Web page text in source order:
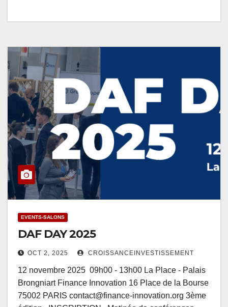
EVENTS-SALONS
DAF DAY 2025
OCT 2, 2025 CROISSANCEINVESTISSEMENT
12 novembre 2025 09h00 - 13h00 La Place - Palais
Brongniart Finance Innovation 16 Place de la Bourse
75002 PARIS contact@finance-innovation.org 3ème